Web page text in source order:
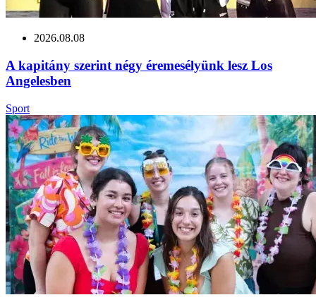
2026.08.08
A kapitány szerint négy éremesélyünk lesz Los
Angelesben
Sport